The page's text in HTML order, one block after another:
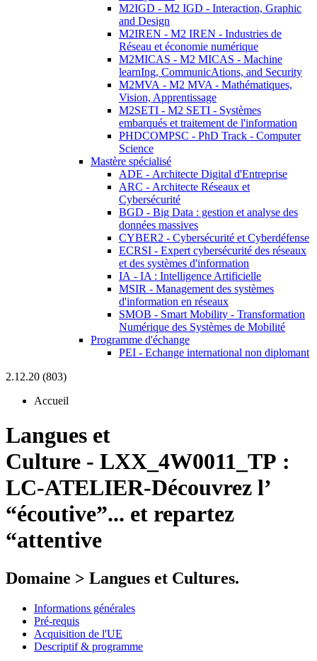
M2IGD - M2 IGD - Interaction, Graphic
and Design
M2IREN - M2 IREN - Industries de
Réseau et économie numérique
M2MICAS - M2 MICAS - Machine
learnIng, CommunicAtions, and Security
M2MVA - M2 MVA - Mathématiques,
Vision, Apprentissage
M2SETI - M2 SETI - Systèmes
embarqués et traitement de l'information
PHDCOMPSC - PhD Track - Computer
Science
Mastère spécialisé
ADE - Architecte Digital d'Entreprise
ARC - Architecte Réseaux et
Cybersécurité
BGD - Big Data : gestion et analyse des
données massives
CYBER2 - Cybersécurité et Cyberdéfense
ECRSI - Expert cybersécurité des réseaux
et des systèmes d'information
IA - IA : Intelligence Artificielle
MSIR - Management des systèmes
d'information en réseaux
SMOB - Smart Mobility - Transformation
Numérique des Systèmes de Mobilité
Programme d'échange
PEI - Echange international non diplomant
2.12.20 (803)
Accueil
Langues et
Culture - LXX_4W0011_TP :
LC-ATELIER-Découvrez l’
“écoutive”... et repartez
“attentive
Domaine > Langues et Cultures.
Informations générales
Pré-requis
Acquisition de l'UE
Descriptif & programme